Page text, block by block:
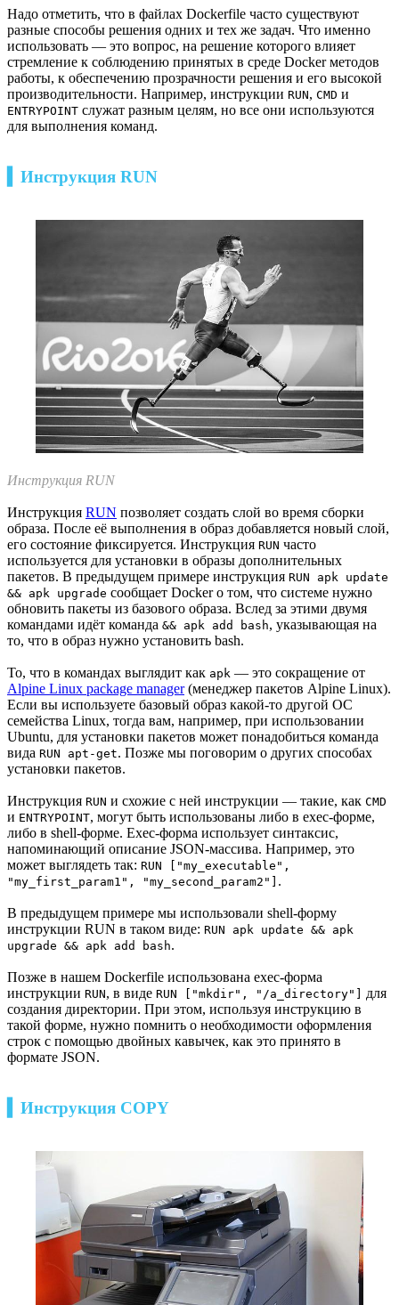
Надо отметить, что в файлах Dockerfile часто существуют
разные способы решения одних и тех же задач. Что именно
использовать — это вопрос, на решение которого влияет
стремление к соблюдению принятых в среде Docker методов
работы, к обеспечению прозрачности решения и его высокой
производительности. Например, инструкции RUN, CMD и
ENTRYPOINT служат разным целям, но все они используются
для выполнения команд.
▍Инструкция RUN
Инструкция RUN
Инструкция RUN позволяет создать слой во время сборки
образа. После её выполнения в образ добавляется новый слой,
его состояние фиксируется. Инструкция RUN часто
используется для установки в образы дополнительных
пакетов. В предыдущем примере инструкция RUN apk update
&& apk upgrade сообщает Docker о том, что системе нужно
обновить пакеты из базового образа. Вслед за этими двумя
командами идёт команда && apk add bash, указывающая на
то, что в образ нужно установить bash.
То, что в командах выглядит как apk — это сокращение от
Alpine Linux package manager(менеджер пакетов Alpine Linux).
Если вы используете базовый образ какой-то другой ОС
семейства Linux, тогда вам, например, при использовании
Ubuntu, для установки пакетов может понадобиться команда
вида RUN apt-get. Позже мы поговорим о других способах
установки пакетов.
Инструкция RUN и схожие с ней инструкции — такие, как CMD
и ENTRYPOINT, могут быть использованы либо в exec-форме,
либо в shell-форме. Exec-форма использует синтаксис,
напоминающий описание JSON-массива. Например, это
может выглядеть так: RUN ["my_executable",
"my_first_param1", "my_second_param2"] .
В предыдущем примере мы использовали shell-форму
инструкции RUN в таком виде: RUN apk update && apk
upgrade && apk add bash.
Позже в нашем Dockerfile использована exec-форма
инструкции RUN, в виде RUN ["mkdir", "/a_directory"]
для
создания директории. При этом, используя инструкцию в
такой форме, нужно помнить о необходимости оформления
строк с помощью двойных кавычек, как это принято в
формате JSON.
▍Инструкция COPY